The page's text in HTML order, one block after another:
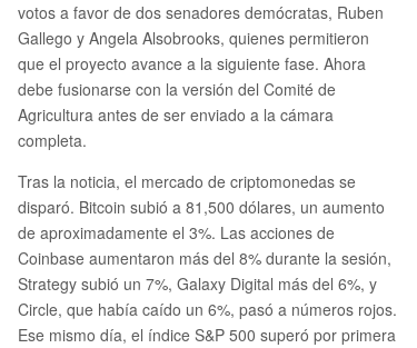
a ley, oponiéndose a las disposiciones sobre sta
blecoins, pero no lo consiguió. El texto final prohí
be que las stablecoins paguen intereses pasivos
como una cuenta de ahorro, pero permite reco
mpensas por uso. Ahora, el texto debe fusionars
e con la versión del Comité de Agricultura y ser v
otado en el pleno del Senado antes del receso
de agosto. Si no se aprueba este verano, la próx
ima ventana de oportunidad podría no llegar ha
mpo para una industria que lleva años esperand
o claridad reg...
votos a favor de dos senadores demócratas, Ruben
Gallego y Angela Alsobrooks, quienes permitieron
que el proyecto avance a la siguiente fase. Ahora
debe fusionarse con la versión del Comité de
Agricultura antes de ser enviado a la cámara
completa.
Tras la noticia, el mercado de criptomonedas se
disparó. Bitcoin subió a 81,500 dólares, un aumento
de aproximadamente el 3%. Las acciones de
Coinbase aumentaron más del 8% durante la sesión,
Strategy subió un 7%, Galaxy Digital más del 6%, y
Circle, que había caído un 6%, pasó a números rojos.
Ese mismo día, el índice S&P 500 superó por primera